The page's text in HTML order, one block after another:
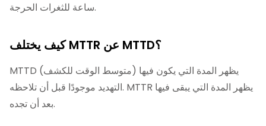
ساعة للثغرات الحرجة.
كيف يختلف MTTR عن MTTD؟
MTTD (متوسط الوقت للكشف) يظهر المدة التي يكون فيها
التهديد موجودًا قبل أن تلاحظه. MTTR يظهر المدة التي يبقى فيها
بعد أن تجده.